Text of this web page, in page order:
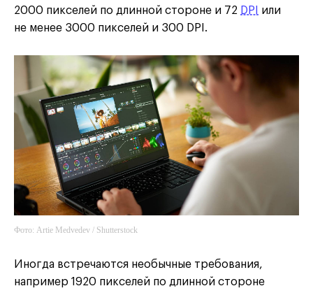
2000 пикселей по длинной стороне и 72 DPI
или
не менее 3000 пикселей и 300 DPI.
Фото: Artie Medvedev / Shutterstock
Иногда встречаются необычные требования,
например 1920 пикселей по длинной стороне